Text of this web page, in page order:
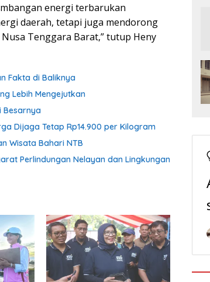
energi terbarukan
daerah, tetapi juga mendorong
Tenggara Barat,” tutup Heny
Fakta di Baliknya
Lebih Mengejutkan
Besarnya
Dijaga Tetap Rp14.900 per Kilogram
Wisata Bahari NTB
Perlindungan Nelayan dan Lingkungan